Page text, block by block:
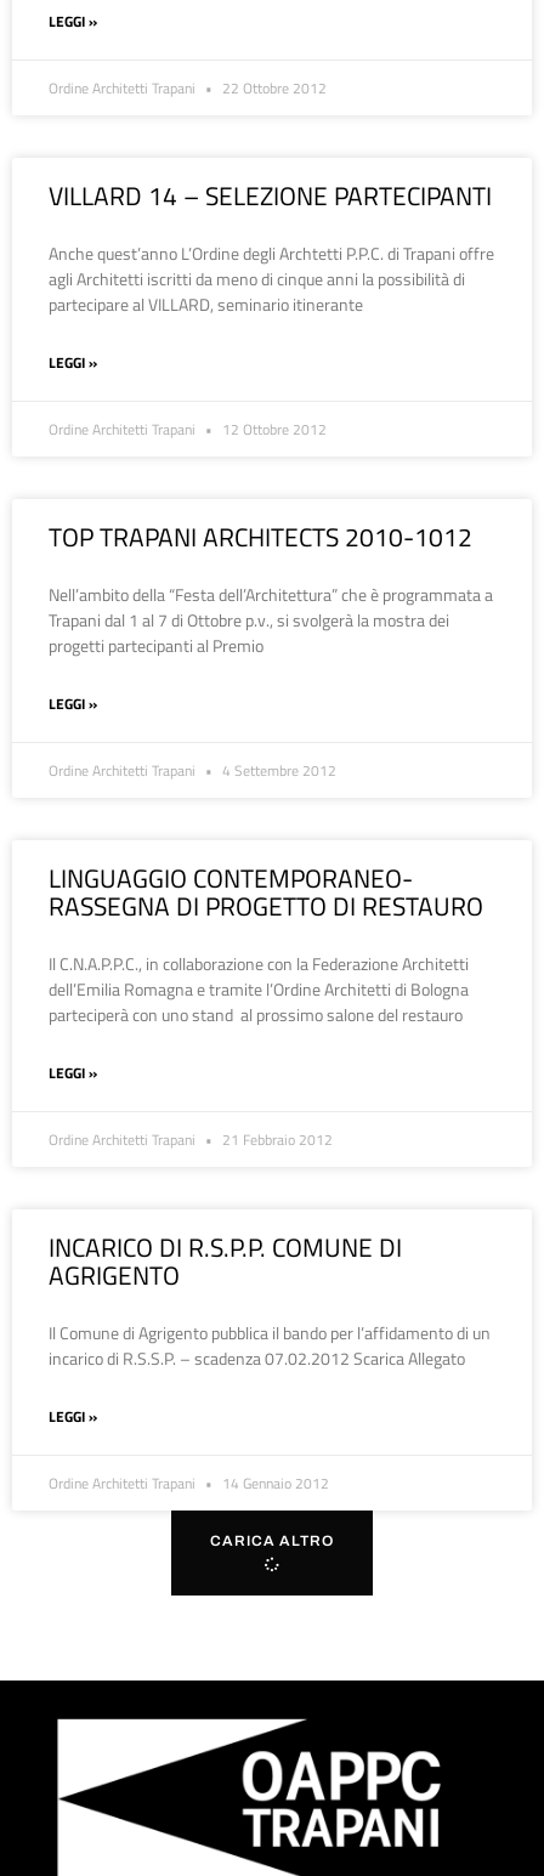
LEGGI »
Ordine Architetti Trapani 22 Ottobre 2012
VILLARD 14 – SELEZIONE PARTECIPANTI
Anche quest’anno L’Ordine degli Archtetti P.P.C. di Trapani offre
agli Architetti iscritti da meno di cinque anni la possibilità di
partecipare al VILLARD, seminario itinerante
LEGGI »
Ordine Architetti Trapani 12 Ottobre 2012
TOP TRAPANI ARCHITECTS 2010-1012
Nell’ambito della “Festa dell’Architettura” che è programmata a
Trapani dal 1 al 7 di Ottobre p.v., si svolgerà la mostra dei
progetti partecipanti al Premio
LEGGI »
Ordine Architetti Trapani 4 Settembre 2012
LINGUAGGIO CONTEMPORANEO-
RASSEGNA DI PROGETTO DI RESTAURO
Il C.N.A.P.P.C., in collaborazione con la Federazione Architetti
dell’Emilia Romagna e tramite l’Ordine Architetti di Bologna
parteciperà con uno stand al prossimo salone del restauro
LEGGI »
Ordine Architetti Trapani 21 Febbraio 2012
INCARICO DI R.S.P.P. COMUNE DI
AGRIGENTO
Il Comune di Agrigento pubblica il bando per l’affidamento di un
incarico di R.S.S.P. – scadenza 07.02.2012 Scarica Allegato
LEGGI »
Ordine Architetti Trapani 14 Gennaio 2012
CARICA ALTRO